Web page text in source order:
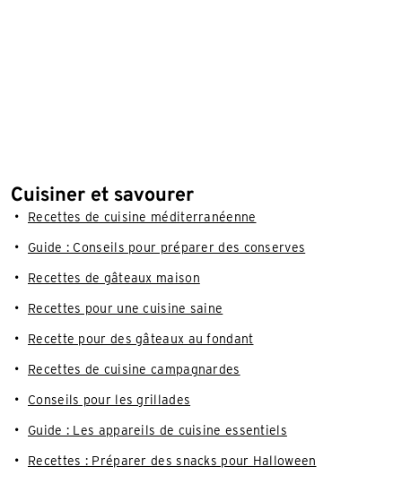
Cuisiner et savourer
Recettes de cuisine méditerranéenne
Guide : Conseils pour préparer des conserves
Recettes de gâteaux maison
Recettes pour une cuisine saine
Recette pour des gâteaux au fondant
Recettes de cuisine campagnardes
Conseils pour les grillades
Guide : Les appareils de cuisine essentiels
Recettes : Préparer des snacks pour Halloween